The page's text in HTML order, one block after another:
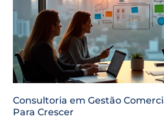
Consultoria em Gestão
Para Crescer